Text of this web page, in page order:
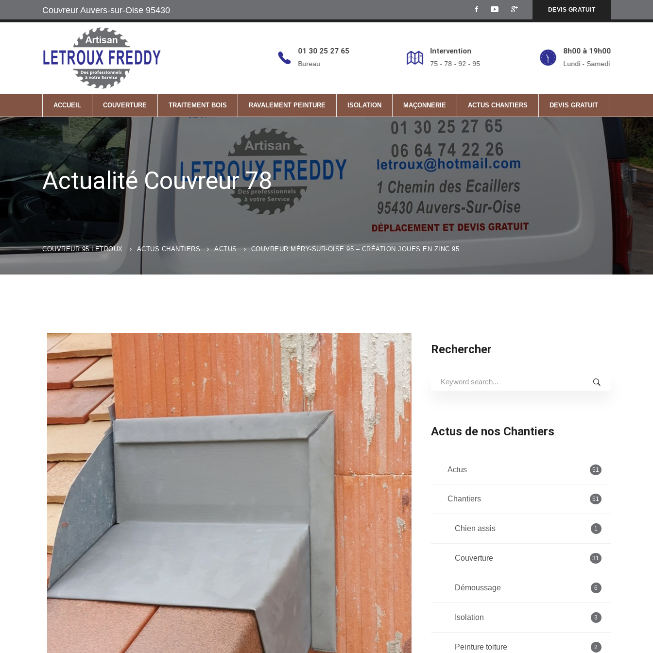
Couvreur Auvers-sur-Oise 95430 DEVIS GRATUIT
Labels
Maître Artisan
01 30 25 27 65
Bureau
Intervention
75 - 78 - 92 - 95
8h00 à 19h00
Lundi - Samedi
ACCUEIL COUVERTURE TRAITEMENT BOIS RAVALEMENT PEINTURE ISOLATION MAÇONNERIE ACTUS CHANTIERS DEVIS GRATUIT
Actualité Couvreur 78
COUVREUR 95 LETROUX ACTUS CHANTIERS ACTUS COUVREUR MÉRY-SUR-OISE 95 – CRÉATION JOUES EN ZINC 95
Rechercher
Search
Actus de nos Chantiers
Actus 51
Chantiers 51
Chien assis 1
Couverture 31
Démoussage 6
Isolation 3
Peinture toiture 2